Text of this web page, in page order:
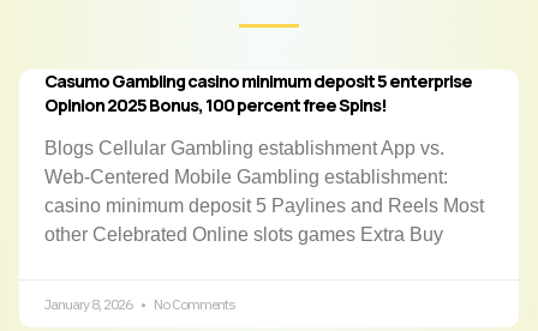
Casumo Gambling casino minimum deposit 5 enterprise
Opinion 2025 Bonus, 100 percent free Spins!
Blogs Cellular Gambling establishment App vs.
Web-Centered Mobile Gambling establishment:
casino minimum deposit 5 Paylines and Reels Most
other Celebrated Online slots games Extra Buy
January 8, 2026 No Comments